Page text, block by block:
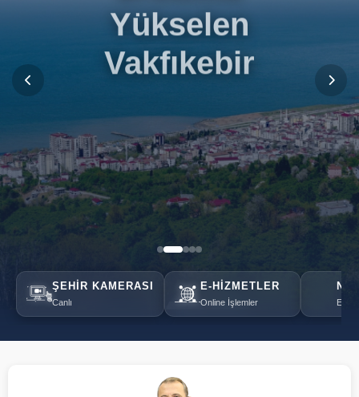
Yükselen
Vakfıkebir
ŞEHIR KAMERASI
Canlı
E-HIZMETLER
Online İşlemler